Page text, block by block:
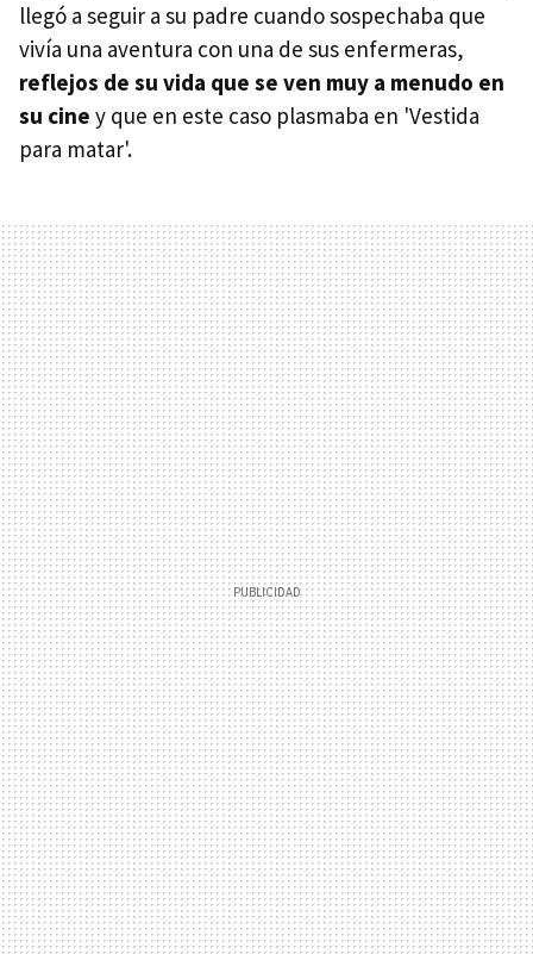
llegó a seguir a su padre cuando sospechaba que
vivía una aventura con una de sus enfermeras,
reflejos de su vida que se ven muy a menudo en
su cine y que en este caso plasmaba en 'Vestida
para matar'.